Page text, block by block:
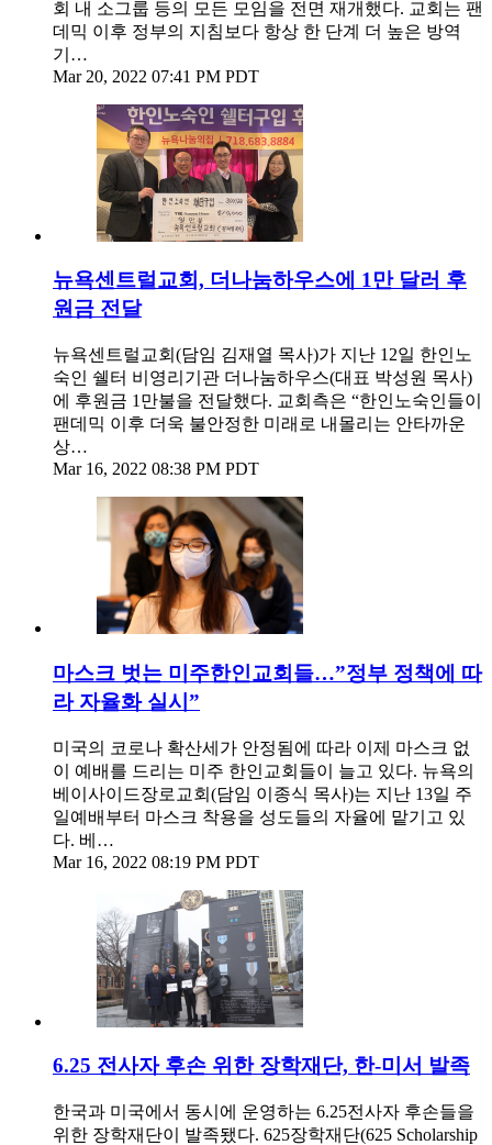
회 내 소그룹 등의 모든 모임을 전면 재개했다. 교회는 팬
데믹 이후 정부의 지침보다 항상 한 단계 더 높은 방역
기…
Mar 20, 2022 07:41 PM PDT
뉴욕센트럴교회, 더나눔하우스에 1만 달러 후
원금 전달
뉴욕센트럴교회(담임 김재열 목사)가 지난 12일 한인노
숙인 쉘터 비영리기관 더나눔하우스(대표 박성원 목사)
에 후원금 1만불을 전달했다. 교회측은 “한인노숙인들이
팬데믹 이후 더욱 불안정한 미래로 내몰리는 안타까운
상…
Mar 16, 2022 08:38 PM PDT
마스크 벗는 미주한인교회들…”정부 정책에 따
라 자율화 실시”
미국의 코로나 확산세가 안정됨에 따라 이제 마스크 없
이 예배를 드리는 미주 한인교회들이 늘고 있다. 뉴욕의
베이사이드장로교회(담임 이종식 목사)는 지난 13일 주
일예배부터 마스크 착용을 성도들의 자율에 맡기고 있
다. 베…
Mar 16, 2022 08:19 PM PDT
6.25 전사자 후손 위한 장학재단, 한-미서 발족
한국과 미국에서 동시에 운영하는 6.25전사자 후손들을
위한 장학재단이 발족됐다. 625장학재단(625 Scholarship